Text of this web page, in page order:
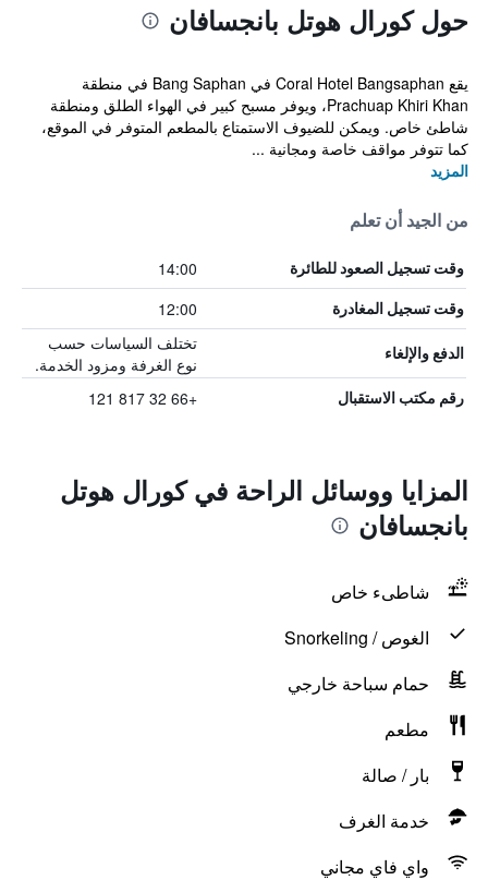
حول كورال هوتل بانجسافان
يقع Coral Hotel Bangsaphan في Bang Saphan في منطقة
Prachuap Khiri Khan، ويوفر مسبح كبير في الهواء الطلق ومنطقة
شاطئ خاص. ويمكن للضيوف الاستمتاع بالمطعم المتوفر في الموقع،
كما تتوفر مواقف خاصة ومجانية ...
المزيد
من الجيد أن تعلم
وقت تسجيل الصعود للطائرة 14:00
وقت تسجيل المغادرة 12:00
الدفع والإلغاء
تختلف السياسات حسب
نوع الغرفة ومزود الخدمة.
رقم مكتب الاستقبال +66 32 817 121
المزايا ووسائل الراحة في كورال هوتل
بانجسافان
شاطىء خاص
الغوص / Snorkeling
حمام سباحة خارجي
مطعم
بار / صالة
خدمة الغرف
واي فاي مجاني